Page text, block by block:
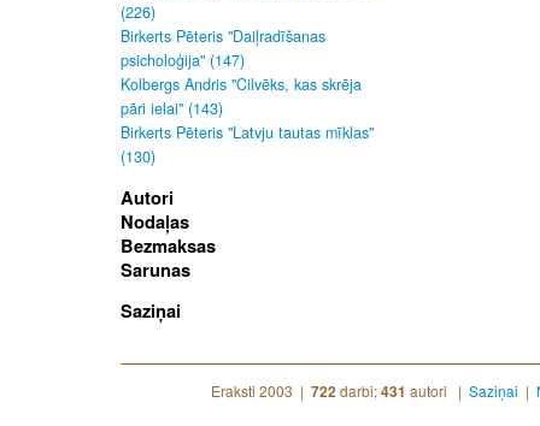
(226)
Birkerts Pēteris "Daiļradīšanas
psicholoģija" (147)
Kolbergs Andris "Cilvēks, kas skrēja
pāri ielai" (143)
Birkerts Pēteris "Latvju tautas mīklas"
(130)
Autori
Nodaļas
Bezmaksas
Sarunas
Saziņai
Eraksti 2003 | 722 darbi;431 autori | Saziņai |